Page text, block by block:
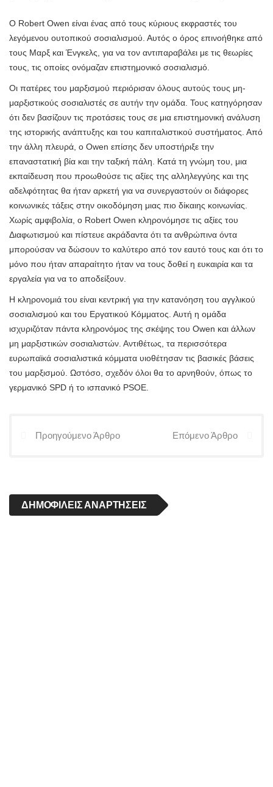
Ο Robert Owen είναι ένας από τους κύριους εκφραστές του
λεγόμενου ουτοπικού σοσιαλισμού. Αυτός ο όρος επινοήθηκε από
τους Μαρξ και Ένγκελς, για να τον αντιπαραβάλει με τις θεωρίες
τους, τις οποίες ονόμαζαν επιστημονικό σοσιαλισμό.
Οι πατέρες του μαρξισμού περιόρισαν όλους αυτούς τους μη-
μαρξιστικούς σοσιαλιστές σε αυτήν την ομάδα. Τους κατηγόρησαν
ότι δεν βασίζουν τις προτάσεις τους σε μια επιστημονική ανάλυση
της ιστορικής ανάπτυξης και του καπιταλιστικού συστήματος. Από
την άλλη πλευρά, ο Owen επίσης δεν υποστήριξε την
επαναστατική βία και την ταξική πάλη. Κατά τη γνώμη του, μια
εκπαίδευση που προωθούσε τις αξίες της αλληλεγγύης και της
αδελφότητας θα ήταν αρκετή για να συνεργαστούν οι διάφορες
κοινωνικές τάξεις στην οικοδόμηση μιας πιο δίκαιης κοινωνίας.
Χωρίς αμφιβολία, ο Robert Owen κληρονόμησε τις αξίες του
Διαφωτισμού και πίστευε ακράδαντα ότι τα ανθρώπινα όντα
μπορούσαν να δώσουν το καλύτερο από τον εαυτό τους και ότι το
μόνο που ήταν απαραίτητο ήταν να τους δοθεί η ευκαιρία και τα
εργαλεία για να το αποδείξουν.
Η κληρονομιά του είναι κεντρική για την κατανόηση του αγγλικού
σοσιαλισμού και του Εργατικού Κόμματος. Αυτή η ομάδα
ισχυριζόταν πάντα κληρονόμος της σκέψης του Owen και άλλων
μη μαρξιστικών σοσιαλιστών. Αντιθέτως, τα περισσότερα
ευρωπαϊκά σοσιαλιστικά κόμματα υιοθέτησαν τις βασικές βάσεις
του μαρξισμού. Ωστόσο, σχεδόν όλοι θα το αρνηθούν, όπως το
γερμανικό SPD ή το ισπανικό PSOE.
Προηγούμενο Άρθρο Επόμενο Άρθρο
ΔΗΜΟΦΙΛΕΊΣ ΑΝΑΡΤΉΣΕΙΣ